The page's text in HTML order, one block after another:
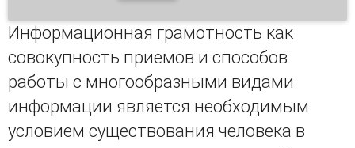
Информационная грамотность как
совокупность приемов и способов
работы с многообразными видами
информации является необходимым
условием существования человека в